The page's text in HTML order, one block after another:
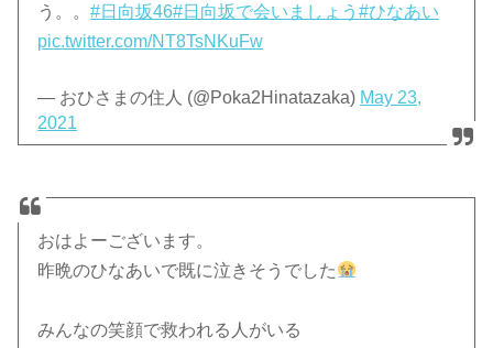
う。。#日向坂46#日向坂で会いましょう#ひなあい
pic.twitter.com/NT8TsNKuFw
— おひさまの住人 (@Poka2Hinatazaka) May 23,
2021
おはよーございます。
昨晩のひなあいで既に泣きそうでした
みんなの笑顔で救われる人がいる